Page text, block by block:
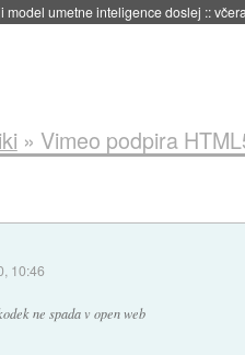
oglase za agente umetne inteligence::
» Vimeo podpira
10:46
ne spada v open web